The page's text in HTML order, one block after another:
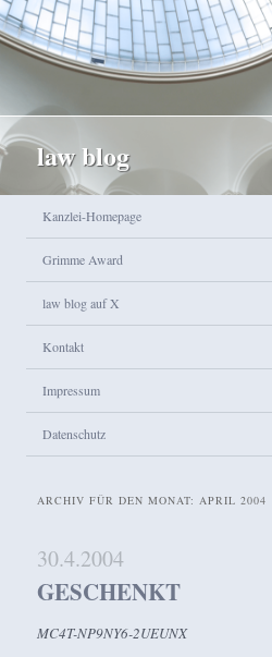
law blog
Zum Inhalt wechseln
Zum sekundären Inhalt wechseln
Kanzlei-Homepage
Grimme Award
law blog auf X
Kontakt
Impressum
Datenschutz
ARCHIV FÜR DEN MONAT:APRIL 2004
30.4.2004
GESCHENKT
MC4T-NP9NY6-2UEUNX